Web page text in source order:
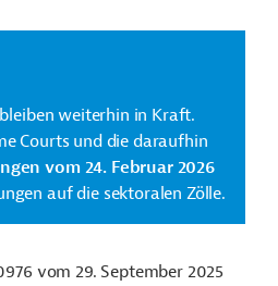
weiterhin in Kraft.
Courts und die daraufhin
vom 24. Februar 2026
auf die sektoralen Zölle.
vom 29. September 2025